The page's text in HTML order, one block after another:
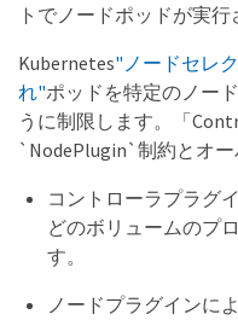
トでノードポッドが実行
Kubernetes"ノードセレ
れ"ポッドを特定のノー
うに制限します。「
`NodePlugin`制約とオー
コントローラプラグ
どのボリュームのプ
す。
ノードプラグインに